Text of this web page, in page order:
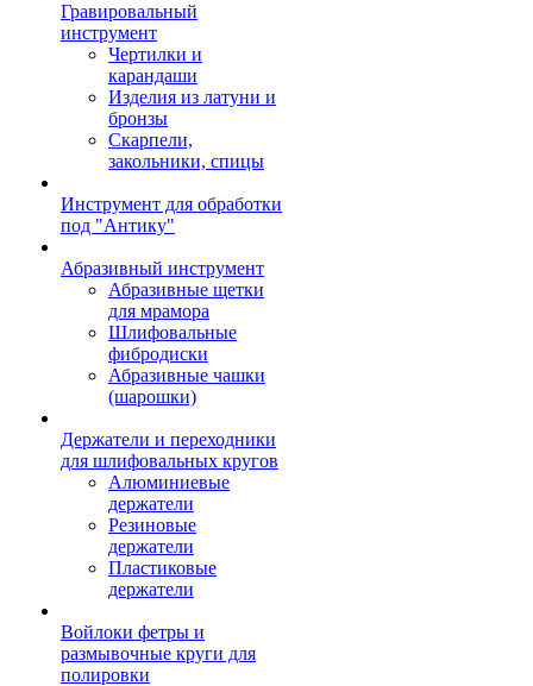
Гравировальный
инструмент
Чертилки и
карандаши
Изделия из латуни и
бронзы
Скарпели,
закольники, спицы
Инструмент для обработки
под "Антику"
Абразивный инструмент
Абразивные щетки
для мрамора
Шлифовальные
фибродиски
Абразивные чашки
(шарошки)
Держатели и переходники
для шлифовальных кругов
Алюминиевые
держатели
Резиновые
держатели
Пластиковые
держатели
Войлоки фетры и
размывочные круги для
полировки